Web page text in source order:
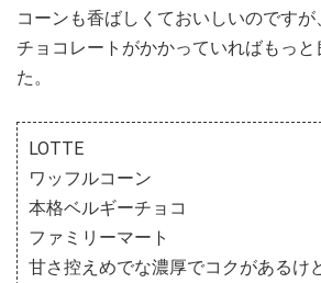
コーンも香ばしくておいしいのです
チョコレートがかかっていればもっと
た。
LOTTE
ワッフルコーン
本格ベルギーチョコ
ファミリーマート
甘さ控えめでな濃厚でコクがあるけ